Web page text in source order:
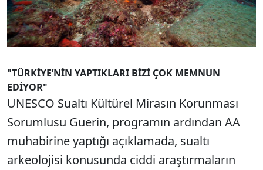
"TÜRKİYE’NİN YAPTIKLARI BİZİ ÇOK MEMNUN
EDİYOR"
UNESCO Sualtı Kültürel Mirasın Korunması
Sorumlusu Guerin, programın ardından AA
muhabirine yaptığı açıklamada, sualtı
arkeolojisi konusunda ciddi araştırmaların